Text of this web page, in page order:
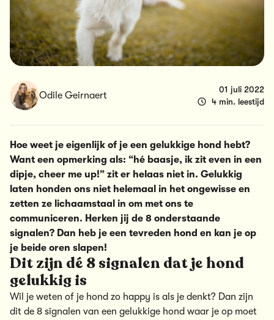
Odile Geirnaert
01 juli 2022
4 min. leestijd
Hoe weet je eigenlijk of je een gelukkige hond hebt?
Want een opmerking als: “hé baasje, ik zit even in een
dipje, cheer me up!” zit er helaas niet in. Gelukkig
laten honden ons niet helemaal in het ongewisse en
zetten ze lichaamstaal in om met ons te
communiceren. Herken jij de 8 onderstaande
signalen? Dan heb je een tevreden hond en kan je op
je beide oren slapen!
Dit zijn dé 8 signalen dat je hond
gelukkig is
Wil je weten of je hond zo happy is als je denkt? Dan zijn
dit de 8 signalen van een gelukkige hond waar je op moet